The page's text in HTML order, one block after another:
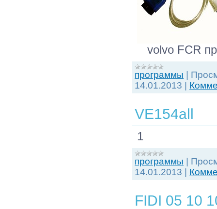
volvo FCR
программы
14.01.2013
VE154all
1
программы
14.01.2013
FIDI 05 10